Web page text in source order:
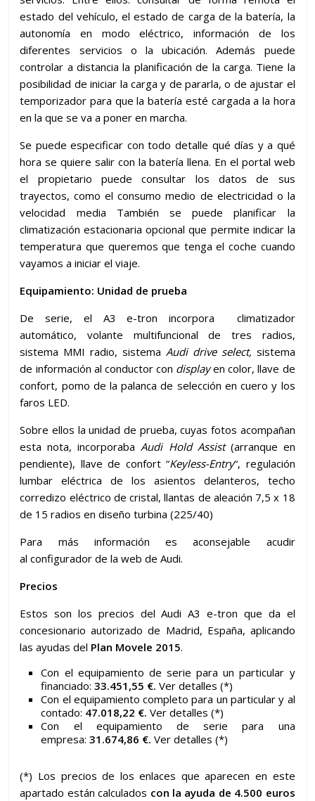
estado del vehículo, el estado de carga de la batería, la
autonomía en modo eléctrico, información de los
diferentes servicios o la ubicación. Además puede
controlar a distancia la planificación de la carga. Tiene la
posibilidad de iniciar la carga y de pararla, o de ajustar el
temporizador para que la batería esté cargada a la hora
en la que se va a poner en marcha.
Se puede especificar con todo detalle qué días y a qué
hora se quiere salir con la batería llena. En el portal web
el propietario puede consultar los datos de sus
trayectos, como el consumo medio de electricidad o la
velocidad media También se puede planificar la
climatización estacionaria opcional que permite indicar la
temperatura que queremos que tenga el coche cuando
vayamos a iniciar el viaje.
Equipamiento: Unidad de prueba
De serie, el A3 e-tron incorpora climatizador
automático, volante multifuncional de tres radios,
sistema MMI radio, sistema Audi drive select, sistema
de información al conductor con displayen color, llave de
confort, pomo de la palanca de selección en cuero y los
faros LED.
Sobre ellos la unidad de prueba, cuyas fotos acompañan
esta nota, incorporabaAudi Hold Assist (arranque en
pendiente), llave de confort “Keyless-Entry“, regulación
lumbar eléctrica de los asientos delanteros, techo
corredizo eléctrico de cristal, llantas de aleación 7,5 x 18
de 15 radios en diseño turbina (225/40)
Para más información es aconsejable acudir
al configurador de la web de Audi.
Precios
Estos son los precios del Audi A3 e-tron que da el
concesionario autorizado de Madrid, España, aplicando
las ayudas del Plan Movele 2015.
Con el equipamiento de serie para un particular y
financiado:33.451,55 €. Ver detalles (*)
Con el equipamiento completo para un particular y al
contado: 47.018,22 €. Ver detalles (*)
Con el equipamiento de serie para una
empresa:31.674,86 €. Ver detalles (*)
(*) Los precios de los enlaces que aparecen en este
apartado están calculados con la ayuda de 4.500 euros